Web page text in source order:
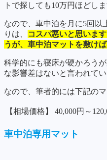
トで探しても10万円ほどしま
なので、車中泊を月に5回以
りは、
コスパ悪いと思いま
うが、車中泊マットを敷けば
科学的にも寝床が硬かろう
な影響差はないと言われてい
なので、筆者的には下記の
【相場価格】 40,000円～
車中泊専用マット